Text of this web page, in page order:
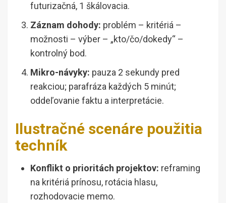
futurizačná, 1 škálovacia.
Záznam dohody: problém – kritériá –
možnosti – výber – „kto/čo/dokedy“ –
kontrolný bod.
Mikro-návyky: pauza 2 sekundy pred
reakciou; parafráza každých 5 minút;
oddeľovanie faktu a interpretácie.
Ilustračné scenáre použitia
techník
Konflikt o prioritách projektov: reframing
na kritériá prínosu, rotácia hlasu,
rozhodovacie memo.